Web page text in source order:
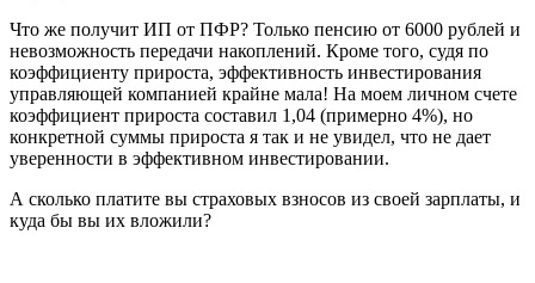
Что же получит ИП от ПФР? Только пенсию от 6000 рублей и
невозможность передачи накоплений. Кроме того, судя по
коэффициенту прироста, эффективность инвестирования
управляющей компанией крайне мала! На моем личном счете
коэффициент прироста составил 1,04 (примерно 4%), но
конкретной суммы прироста я так и не увидел, что не дает
уверенности в эффективном инвестировании.
А сколько платите вы страховых взносов из своей зарплаты, и
куда бы вы их вложили?